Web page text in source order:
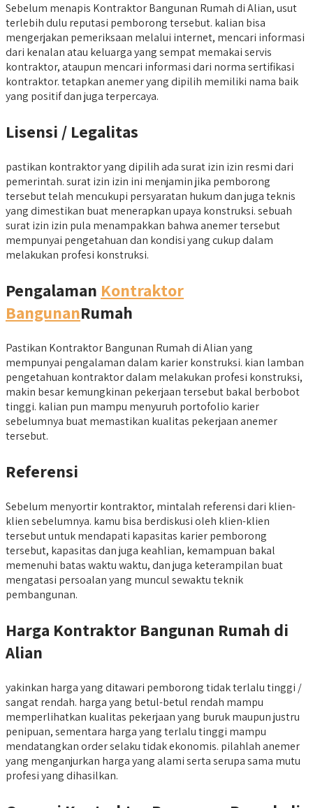
Sebelum menapis Kontraktor Bangunan Rumah di Alian, usut
terlebih dulu reputasi pemborong tersebut. kalian bisa
mengerjakan pemeriksaan melalui internet, mencari informasi
dari kenalan atau keluarga yang sempat memakai servis
kontraktor, ataupun mencari informasi dari norma sertifikasi
kontraktor. tetapkan anemer yang dipilih memiliki nama baik
yang positif dan juga terpercaya.
Lisensi / Legalitas
pastikan kontraktor yang dipilih ada surat izin izin resmi dari
pemerintah. surat izin izin ini menjamin jika pemborong
tersebut telah mencukupi persyaratan hukum dan juga teknis
yang dimestikan buat menerapkan upaya konstruksi. sebuah
surat izin izin pula menampakkan bahwa anemer tersebut
mempunyai pengetahuan dan kondisi yang cukup dalam
melakukan profesi konstruksi.
Pengalaman Kontraktor
BangunanRumah
Pastikan Kontraktor Bangunan Rumah di Alian yang
mempunyai pengalaman dalam karier konstruksi. kian lamban
pengetahuan kontraktor dalam melakukan profesi konstruksi,
makin besar kemungkinan pekerjaan tersebut bakal berbobot
tinggi. kalian pun mampu menyuruh portofolio karier
sebelumnya buat memastikan kualitas pekerjaan anemer
tersebut.
Referensi
Sebelum menyortir kontraktor, mintalah referensi dari klien-
klien sebelumnya. kamu bisa berdiskusi oleh klien-klien
tersebut untuk mendapati kapasitas karier pemborong
tersebut, kapasitas dan juga keahlian, kemampuan bakal
memenuhi batas waktu waktu, dan juga keterampilan buat
mengatasi persoalan yang muncul sewaktu teknik
pembangunan.
Harga Kontraktor Bangunan Rumah di
Alian
yakinkan harga yang ditawari pemborong tidak terlalu tinggi /
sangat rendah. harga yang betul-betul rendah mampu
memperlihatkan kualitas pekerjaan yang buruk maupun justru
penipuan, sementara harga yang terlalu tinggi mampu
mendatangkan order selaku tidak ekonomis. pilahlah anemer
yang menganjurkan harga yang alami serta serupa sama mutu
profesi yang dihasilkan.